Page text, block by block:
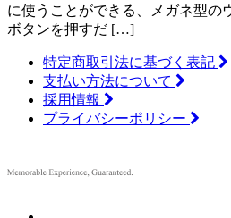
に使うことができる、メガネ型の
ボタンを押すだ […]
特定商取引法に基づく表記
支払い方法について
採用情報
プライバシーポリシー